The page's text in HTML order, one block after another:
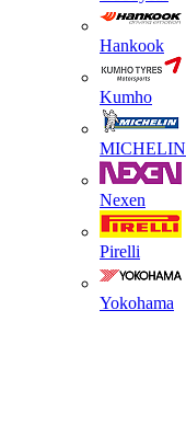
Hankook
Kumho
MICHELIN
Nexen
Pirelli
Yokohama